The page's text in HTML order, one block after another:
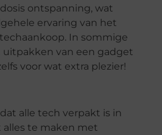
ontspanning, wat
ervaring van het
In sommige
uitpakken van een gadget
voor wat extra plezier!
alle tech verpakt is in
alles te maken met